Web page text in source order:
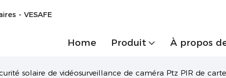
- VESAFE
Home Produit À propos
solaire de vidéosurveillance de caméra Ptz PIR de